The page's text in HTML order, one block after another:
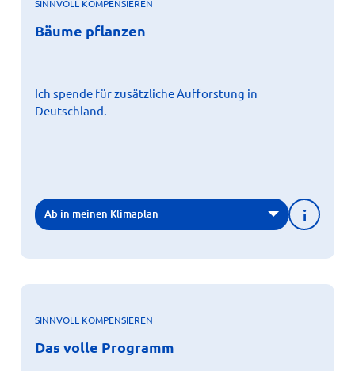
SINNVOLL KOMPENSIEREN
Bäume pflanzen
Ich spende für zusätzliche Aufforstung in
Deutschland.
Ab in meinen Klimaplan i
Wälder sind entscheidende Partner im Kampf gegen die
SINNVOLL KOMPENSIEREN
Das volle Programm
Alle Jahre wieder… verursacht unser alltägliches